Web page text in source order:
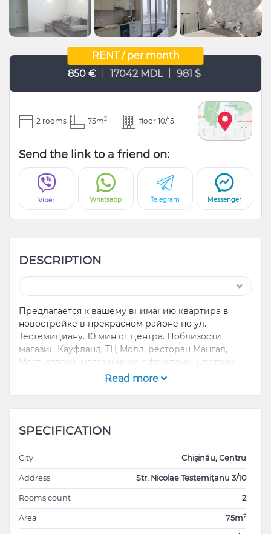
RENT / per month
850 €
17042 MDL 981 $
2 rooms 75m2 floor 10/15
Send the link to a friend on:
Viber Whatsapp Telegram Messenger
DESCRIPTION
Предлагается к вашему вниманию квартира в
новостройке в прекрасном районе по ул.
Тестемициану. 10 мин от центра. Поблизости
магазин Кауфланд, ТЦ Молл, ресторан Мангал,
Мост, аптеки, магазинчики с фруктами, цветами,
автомойка, заправка. Квартира очень светлая и
оснащена всей необходимой кухонной утварью и
техникой (стиральная машина, холодильник, вар
телевизора). Без животных. Размещает до 6
человек. (В одной комнате можно разделить
кровати)
Освобождается 22 января !
Read more
SPECIFICATION
City Chișinău, Centru
Address Str. Nicolae Testemițanu 3/10
Rooms count 2
Area 75m2